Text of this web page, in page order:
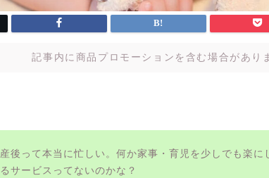
記事内に商品プロモーションを含む場合があり
産後って本当に忙しい。何か家事・育児を少しでも楽に
るサービスってないのかな？